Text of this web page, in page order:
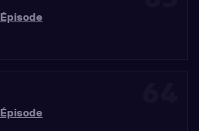
Épisode
Épisode